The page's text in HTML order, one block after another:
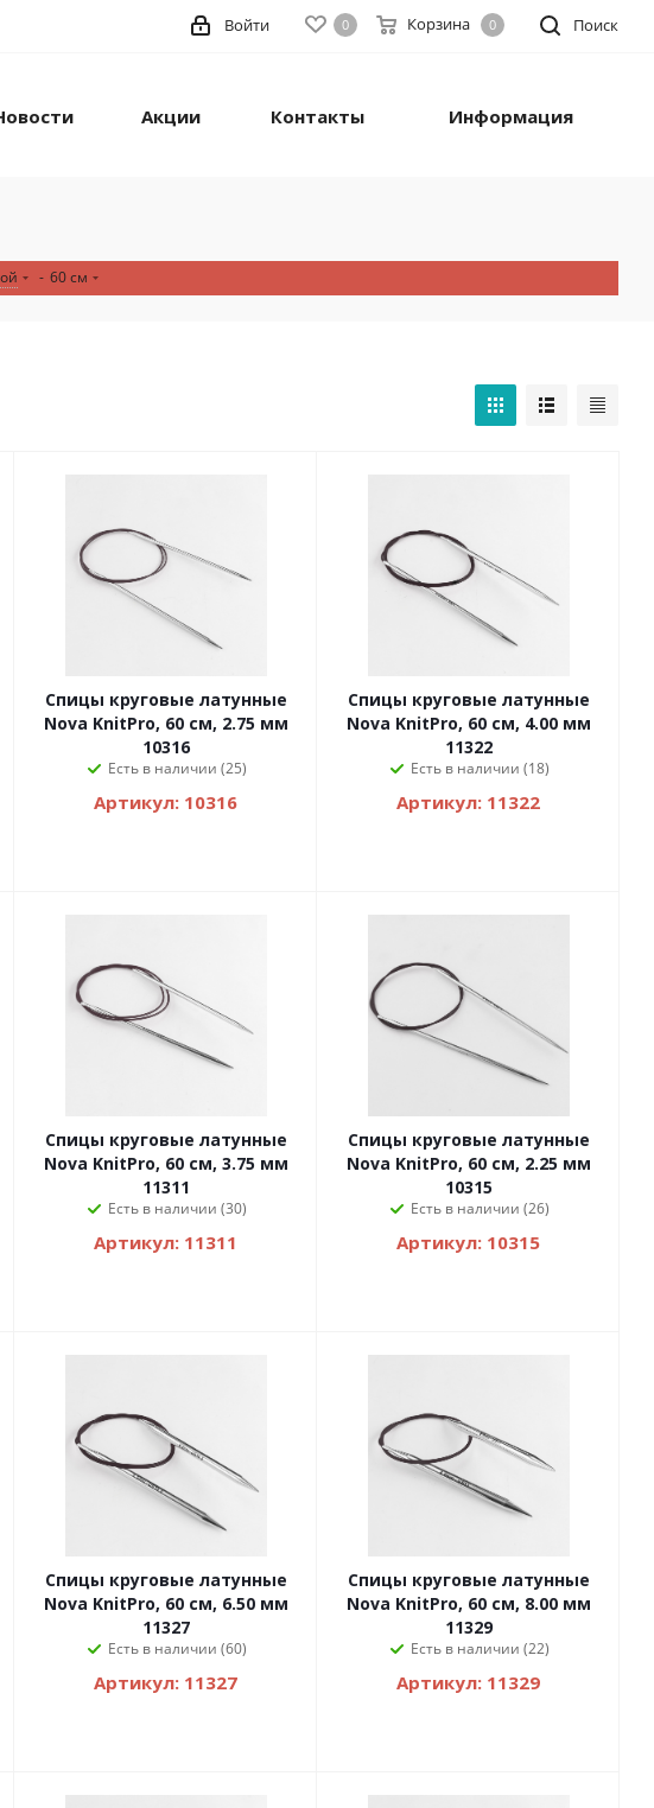
Поиск
0 Корзина 0
Войти
Акции Контакты Информация
- 60 см
Спицы круговые латунные
Nova KnitPro, 60 см, 2.75 мм
10316
Есть в наличии (25)
Артикул: 10316
Спицы круговые латунные
Nova KnitPro, 60 см, 4.00 мм
11322
Есть в наличии (18)
Артикул: 11322
Спицы круговые латунные
Nova KnitPro, 60 см, 3.75 мм
11311
Есть в наличии (30)
Артикул: 11311
Спицы круговые латунные
Nova KnitPro, 60 см, 2.25 мм
10315
Есть в наличии (26)
Артикул: 10315
Спицы круговые латунные
Nova KnitPro, 60 см, 6.50 мм
11327
Есть в наличии (60)
Артикул: 11327
Спицы круговые латунные
Nova KnitPro, 60 см, 8.00 мм
11329
Есть в наличии (22)
Артикул: 11329